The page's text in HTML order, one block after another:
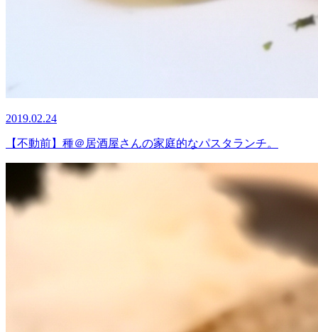
2019.02.24
【不動前】種＠居酒屋さんの家庭的なパスタランチ。